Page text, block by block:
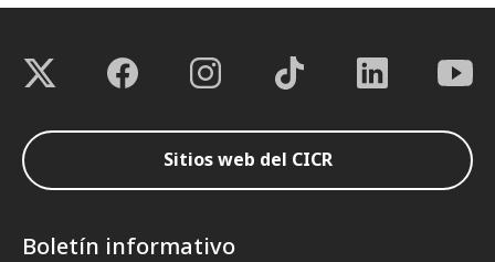
Sitios web del CICR
Boletín informativo